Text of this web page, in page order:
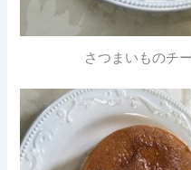
さつまいものチ